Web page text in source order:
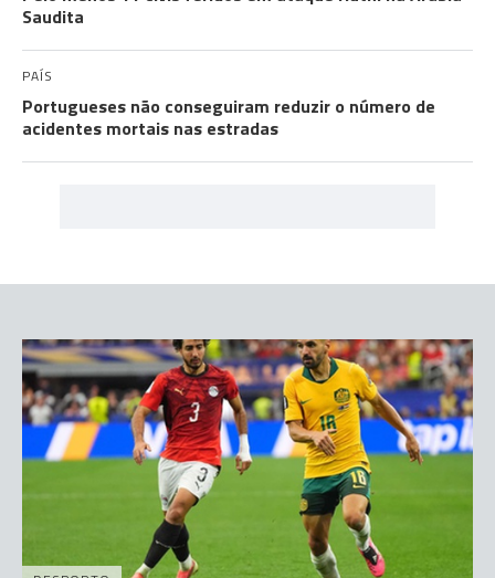
Saudita
PAÍS
Portugueses não conseguiram reduzir o número de
acidentes mortais nas estradas